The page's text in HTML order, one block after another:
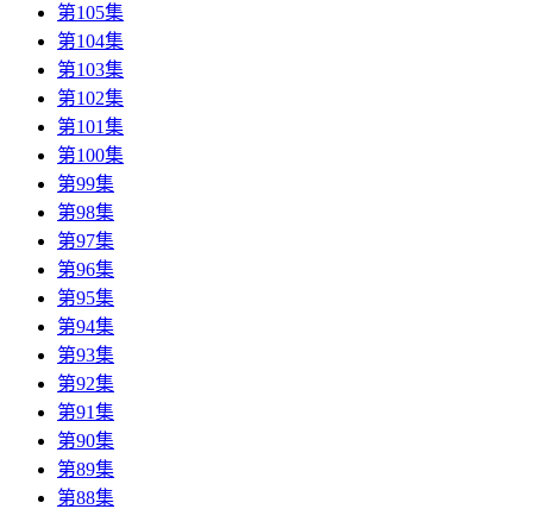
第105集
第104集
第103集
第102集
第101集
第100集
第99集
第98集
第97集
第96集
第95集
第94集
第93集
第92集
第91集
第90集
第89集
第88集